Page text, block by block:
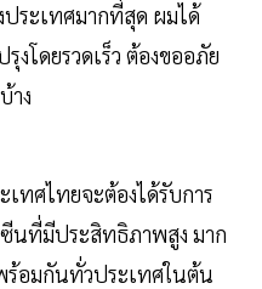
ระเทศมากที่สุด ผมได้
งโดยรวดเร็ว ต้องขออภัย
าง
ทศไทยจะต้องได้รับการ
นที่มีประสิทธิภาพสูง มาก
ร้อมกันทั่วประเทศในต้น